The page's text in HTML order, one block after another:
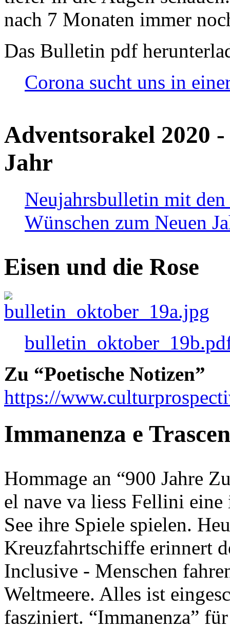
nach 7 Monaten immer
Das Bulletin pdf
Corona sucht uns in
Adventsorakel 2020
Jahr
Neujahrsbulletin mit den
Wünschen zum Neuen
Eisen und die Rose
Zu “Poetische Notizen”
https://
Immanenza e
Hommage an “900 Jahre
el nave va liess Fellini
See ihre Spiele spielen.
Kreuzfahrtschiffe erinnert
Inclusive - Menschen
Weltmeere. Alles ist
fasziniert. “Immanenza”